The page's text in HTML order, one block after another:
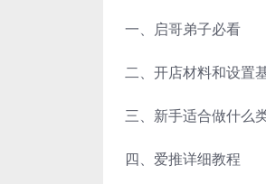
一、启哥弟子必看
二、开店材料和设置
三、新手适合做什么
四、爱推详细教程